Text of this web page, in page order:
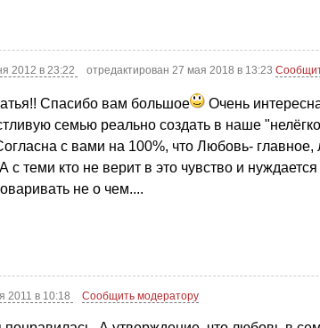
2012 в 23:22 отредактирован 27 мая 2018 в 13:23
Спасибо вам большое
Очень
семью реально создать в наше
с вами на 100%, что Любовь-
теми кто не верит в это чувство и нуждается
не о чем....
2011 в 10:18 Сообщить модератору